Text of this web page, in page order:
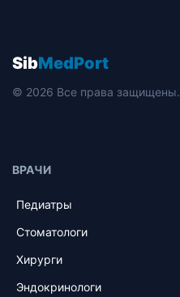
SibMedPort
© 2026 Все права защищены.
ВРАЧИ
Педиатры
Стоматологи
Хирурги
Эндокринологи